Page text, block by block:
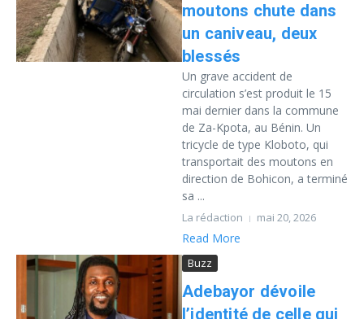
moutons chute dans
un caniveau, deux
blessés
Un grave accident de
circulation s’est produit le 15
mai dernier dans la commune
de Za-Kpota, au Bénin. Un
tricycle de type Kloboto, qui
transportait des moutons en
direction de Bohicon, a terminé
sa ...
La rédaction mai 20, 2026
Read More
Buzz
Adebayor dévoile
l’identité de celle qui